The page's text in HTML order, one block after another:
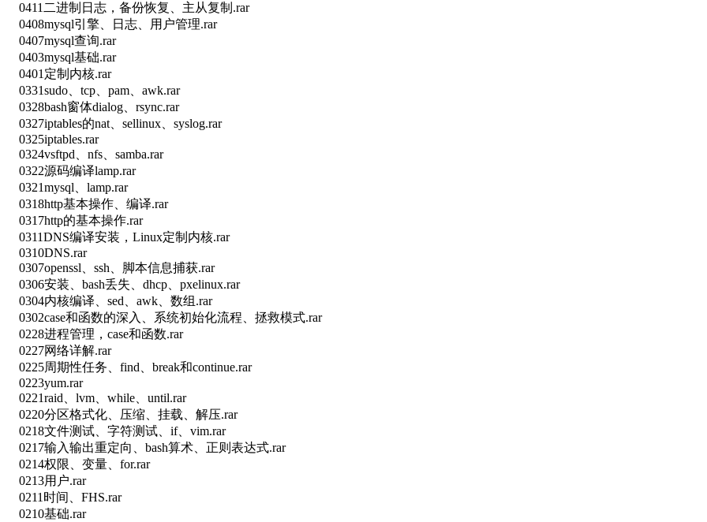
0411二进制日志，备份恢复、主从复制.rar
0408mysql引擎、日志、用户管理.rar
0407mysql查询.rar
0403mysql基础.rar
0401定制内核.rar
0331sudo、tcp、pam、awk.rar
0328bash窗体dialog、rsync.rar
0327iptables的nat、sellinux、syslog.rar
0325iptables.rar
0324vsftpd、nfs、samba.rar
0322源码编译lamp.rar
0321mysql、lamp.rar
0318http基本操作、编译.rar
0317http的基本操作.rar
0311DNS编译安装，Linux定制内核.rar
0310DNS.rar
0307openssl、ssh、脚本信息捕获.rar
0306安装、bash丢失、dhcp、pxelinux.rar
0304内核编译、sed、awk、数组.rar
0302case和函数的深入、系统初始化流程、拯救模式.rar
0228进程管理，case和函数.rar
0227网络详解.rar
0225周期性任务、find、break和continue.rar
0223yum.rar
0221raid、lvm、while、until.rar
0220分区格式化、压缩、挂载、解压.rar
0218文件测试、字符测试、if、vim.rar
0217输入输出重定向、bash算术、正则表达式.rar
0214权限、变量、for.rar
0213用户.rar
0211时间、FHS.rar
0210基础.rar